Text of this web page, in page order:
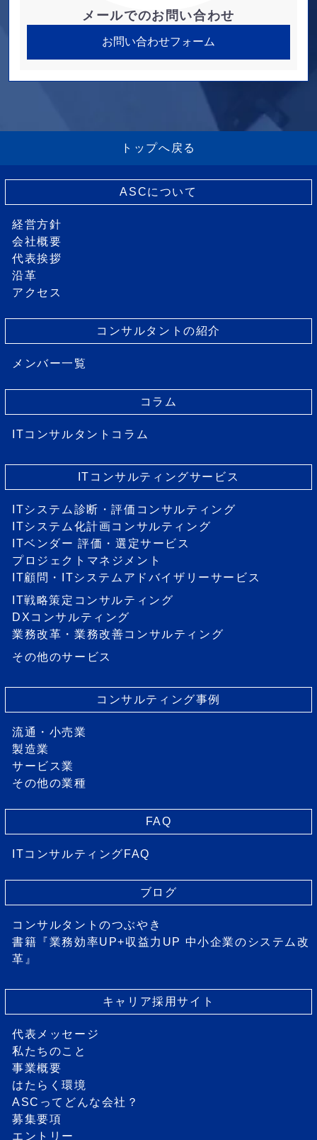
メールでのお問い合わせ
お問い合わせフォーム
トップへ戻る
ASCについて
経営方針
会社概要
代表挨拶
沿革
アクセス
コンサルタントの紹介
メンバー一覧
コラム
ITコンサルタントコラム
ITコンサルティングサービス
ITシステム診断・評価コンサルティング
ITシステム化計画コンサルティング
ITベンダー 評価・選定サービス
プロジェクトマネジメント
IT顧問・ITシステムアドバイザリーサービス
IT戦略策定コンサルティング
DXコンサルティング
業務改革・業務改善コンサルティング
その他のサービス
コンサルティング事例
流通・小売業
製造業
サービス業
その他の業種
FAQ
ITコンサルティングFAQ
ブログ
コンサルタントのつぶやき
書籍『業務効率UP+収益力UP 中小企業のシステム改
革』
キャリア採用サイト
代表メッセージ
私たちのこと
事業概要
はたらく環境
ASCってどんな会社？
募集要項
エントリー